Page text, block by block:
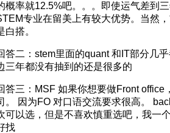
概率就12.5%吧。。。即使运气差到
专业在留美上有较大优势。当然
白搭。
答二：stem里面的quant 和IT部分几
三年都没有抽到的还是很多的
答三：MSF 如果你想要做Front
。 因为FO 对口语交流要求很高。
可以选，但是不喜欢慎重选吧，我一
找